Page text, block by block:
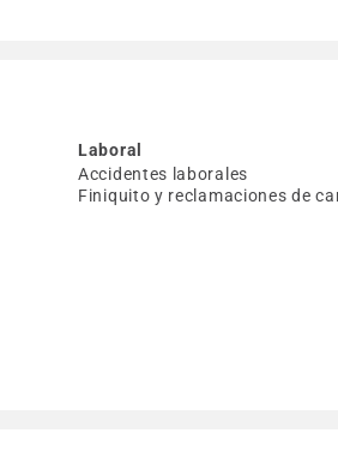
Laboral
Accidentes laborales
Finiquito y reclamaciones de